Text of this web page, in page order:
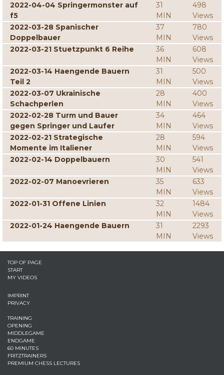
2022-04-04 Springermonster auf
f5
31
MIN
498
Views
2022-03-28 Spanischer
Doppelbauer
37
MIN
780
Views
2022-03-21 Stuetzpunkt 6 Reihe
36
MIN
608
Views
2022-03-14 Haengende Bauern
Teil 2
31
MIN
500
Views
2022-03-07 Ukrainische
Schachperlen
28
MIN
400
Views
2022-02-28 Turm und Bauer
gegen Springer und Laufer
34
MIN
464
Views
2022-02-21 Strategische
Momente im Italiener
28
MIN
594
Views
2022-02-14 Doppelbauern
30
MIN
541
Views
2022-02-07 Manoevrieren
35
MIN
633
Views
2022-01-31 Offene Linien
32
MIN
1484
Views
2022-01-24 Haengende Bauern
31
MIN
2293
Views
TOP OF PAGE
START
MY VIDEOS
IMPRINT
PRIVACY
TRAINING
OPENING
MIDDLEGAME
ENDGAME
60 MINUTES
FRITZTRAINERS
PREMIUM CHESS LECTURES